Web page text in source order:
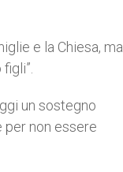
e la Chiesa, ma
un sostegno
per non essere